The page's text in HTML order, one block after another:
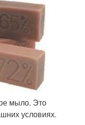
мыло. Это
условиях.